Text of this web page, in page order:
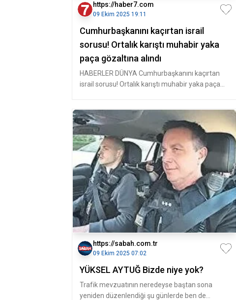
https://haber7.com
09 Ekim 2025 19:11
Cumhurbaşkanını kaçırtan israil
sorusu! Ortalık karıştı muhabir yaka
paça gözaltına alındı
HABERLER DÜNYA Cumhurbaşkanını kaçırtan
israil sorusu! Ortalık karıştı muhabir yaka paça
https://sabah.com.tr
09 Ekim 2025 07:02
YÜKSEL AYTUĞ Bizde niye yok?
Trafik mevzuatının neredeyse baştan sona
yeniden düzenlendiği şu günlerde ben de